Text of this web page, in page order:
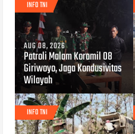
INFO TNI
AUG 08, 2026
Patroli Malam Koramil 08
Giriwoyo, Jaga Kondusivitas
Wilayah
INFO TNI